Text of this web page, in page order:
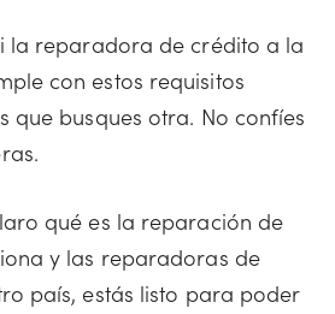
la reparadora de crédito a la
con estos requisitos
que busques otra. No confíes
qué es la reparación de
y las reparadoras de
país, estás listo para poder